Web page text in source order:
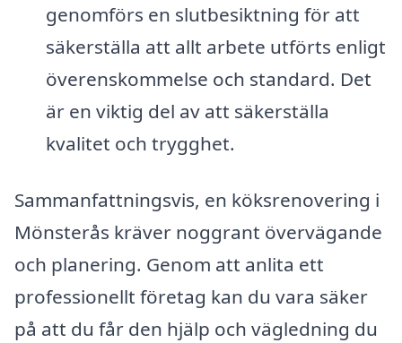
genomförs en slutbesiktning för att
säkerställa att allt arbete utförts enligt
överenskommelse och standard. Det
är en viktig del av att säkerställa
kvalitet och trygghet.
Sammanfattningsvis, en köksrenovering i
Mönsterås kräver noggrant övervägande
och planering. Genom att anlita ett
professionellt företag kan du vara säker
på att du får den hjälp och vägledning du